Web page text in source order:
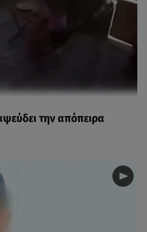
την απόπειρα